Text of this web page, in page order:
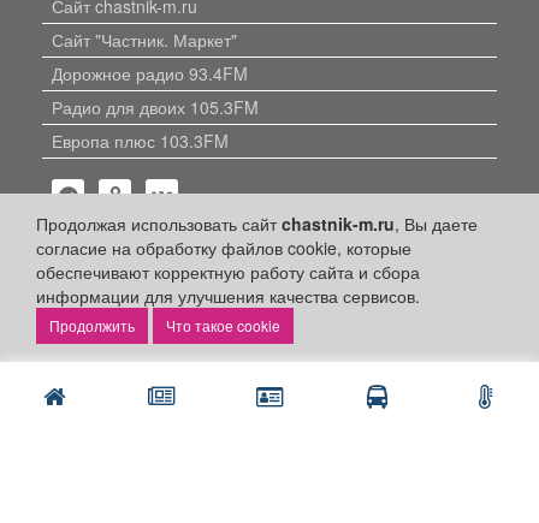
Продолжая использовать сайтchastnik-m.ru, Вы даете
согласие на обработку файлов cookie, которые
обеспечивают корректную работу сайта и сбора
информации для улучшения качества сервисов.
Что такое cookie
Сайт chastnik-m.ru
Сайт "Частник. Маркет"
Дорожное радио 93.4FM
Радио для двоих 105.3FM
Европа плюс 103.3FM
Политика конфиденциальности
Публикации с пометкой «Реклама», «На правах рекламы»,
«Партнёрский проект» оплачены рекламодателем.
Редакция сайта не несет ответственности за достоверность
информации, содержащейся в рекламных материалах и